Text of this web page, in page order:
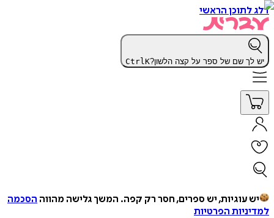
דלג לתוכן הראשי
יש לך שם של ספר על קצה הלשון? CtrlK
יש עוגיות, יש ספרים, חסר רק קפה. המשך גלישה מהווה הסכמה
למדיניות הפרטיות